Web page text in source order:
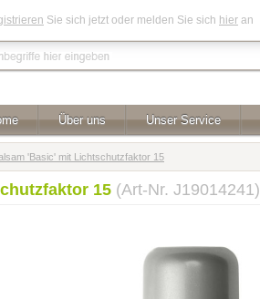
Sie sich jetzt oder melden Sie sich hier an
Über uns Unser Service
'Basic' mit Lichtschutzfaktor 15
15 (Art-Nr. J19014241)